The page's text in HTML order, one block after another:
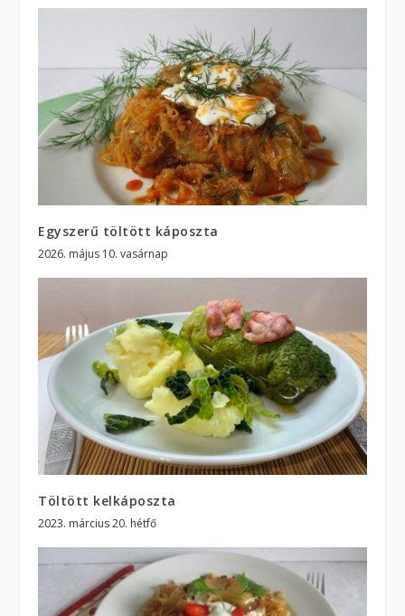
Egyszerű töltött káposzta
2026. május 10. vasárnap
Töltött kelkáposzta
2023. március 20. hétfő